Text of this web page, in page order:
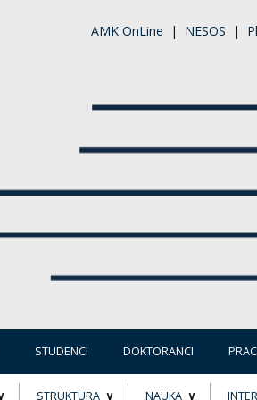
AMK OnLine | NESOS |
STUDENCI DOKTORANCI
STRUKTURA NAUKA